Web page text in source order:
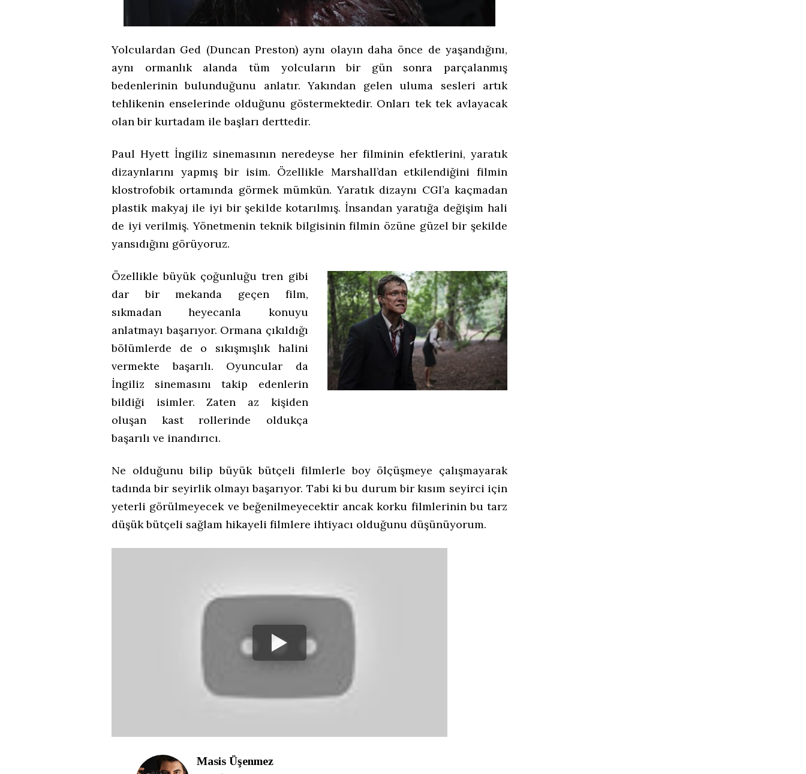
Yolculardan Ged (Duncan Preston) aynı olayın daha önce de yaşandığını,
aynı ormanlık alanda tüm yolcuların bir gün sonra parçalanmış
bedenlerinin bulunduğunu anlatır. Yakından gelen uluma sesleri artık
tehlikenin enselerinde olduğunu göstermektedir. Onları tek tek avlayacak
olan bir kurtadam ile başları derttedir.
Paul Hyett İngiliz sinemasının neredeyse her filminin efektlerini, yaratık
dizaynlarını yapmış bir isim. Özellikle Marshall’dan etkilendiğini filmin
klostrofobik ortamında görmek mümkün. Yaratık dizaynı CGI’a kaçmadan
plastik makyaj ile iyi bir şekilde kotarılmış. İnsandan yaratığa değişim hali
de iyi verilmiş. Yönetmenin teknik bilgisinin filmin özüne güzel bir şekilde
yansıdığını görüyoruz.
Özellikle büyük çoğunluğu tren gibi
dar bir mekanda geçen film,
sıkmadan heyecanla konuyu
anlatmayı başarıyor. Ormana çıkıldığı
bölümlerde de o sıkışmışlık halini
vermekte başarılı. Oyuncular da
İngiliz sinemasını takip edenlerin
bildiği isimler. Zaten az kişiden
oluşan kast rollerinde oldukça
başarılı ve inandırıcı.
Ne olduğunu bilip büyük bütçeli filmlerle boy ölçüşmeye çalışmayarak
tadında bir seyirlik olmayı başarıyor. Tabi ki bu durum bir kısım seyirci için
yeterli görülmeyecek ve beğenilmeyecektir ancak korku filmlerinin bu tarz
düşük bütçeli sağlam hikayeli filmlere ihtiyacı olduğunu düşünüyorum.
Masis Üşenmez